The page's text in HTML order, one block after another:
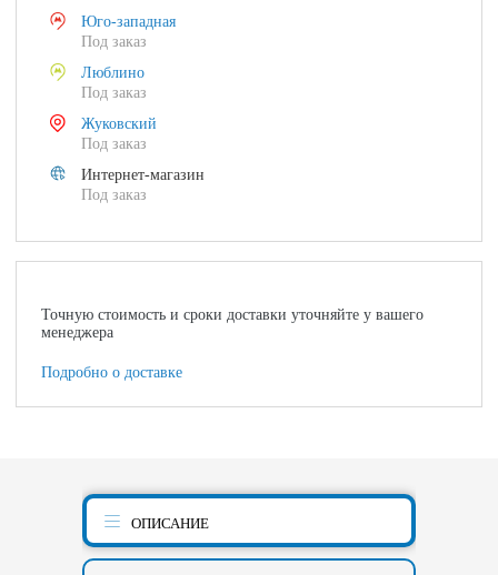
Юго-западная
Под заказ
Люблино
Под заказ
Жуковский
Под заказ
Интернет-магазин
Под заказ
Точную стоимость и сроки доставки уточняйте у вашего
менеджера
Подробно о доставке
ОПИСАНИЕ